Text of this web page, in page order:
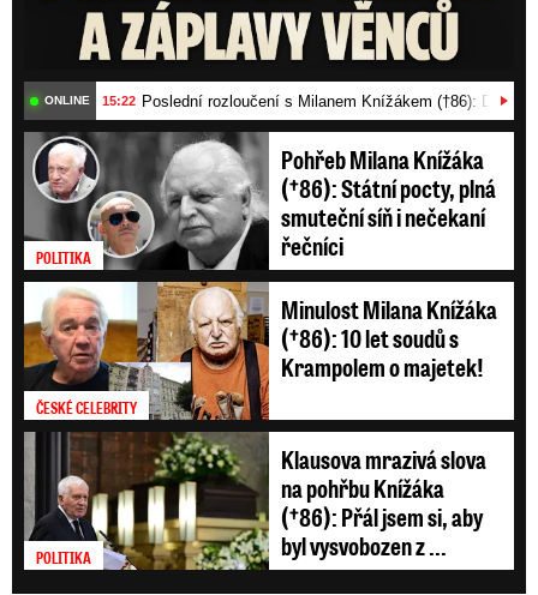
ONLINE 15:22 Poslední rozloučení s Milanem Knížákem (†86):
POLITIKA
Pohřeb Milana Knížáka
(†86): Státní pocty, plná
smuteční síň i nečekaní
řečníci
ČESKÉ CELEBRITY
Minulost Milana Knížáka
(†86): 10 let soudů s
Krampolem o majetek!
POLITIKA
Klausova mrazivá slova
na pohřbu Knížáka
(†86): Přál jsem si, aby
byl vysvobozen z ...